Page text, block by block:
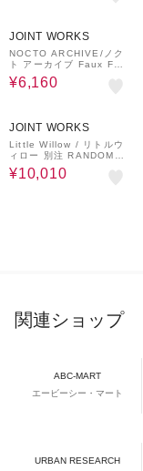
JOINT WORKS
NOCTO ARCHIVE/ノク
ト アーカイブ Faux Fur
Belt
¥6,160
JOINT WORKS
Little Willow / リトルウ
ィロー 別注 RANDOM S
TUDS BELT
¥10,010
関連ショップ
ABC-MART
エービーシー・マート
URBAN RESEARCH